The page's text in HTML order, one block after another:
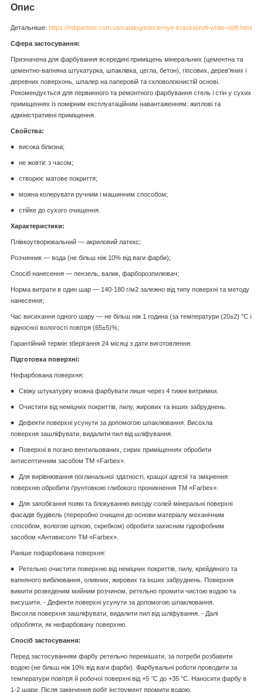
Опис
Детальніше: https://mbpartner.com.ua/catalog/interiernye-kraski/profi-white-delfi.html
Сфера застосування:
Призначена для фарбування всередині приміщень мінеральних (цементна та
цементно-вапняна штукатурка, шпаклівка, цегла, бетон), гіпсових, дерев'яних і
деревних поверхонь, шпалер на паперовій та скловолокнистій основі.
Рекомендується для первинного та ремонтного фарбування стель і стін у сухих
приміщеннях із помірним експлуатаційним навантаженням: житлові та
адміністративні приміщення.
Свойства:
висока білизна;
не жовтіє з часом;
створює матове покриття;
можна колерувати ручним і машинним способом;
стійке до сухого очищення.
Характеристики:
Плівкоутворювальний — акриловий латекс;
Розчинник — вода (не більш ніж 10% від ваги фарби);
Спосіб нанесення — пензель, валик, фарборозпилювач;
Норма витрати в один шар — 140-180 г/м2 залежно від типу поверхні та методу
нанесення;
Час висихання одного шару — не більш ніж 1 година (за температури (20±2) °C і
відносної вологості повітря (65±5)%;
Гарантійний термін зберігання 24 місяці з дати виготовлення.
Підготовка поверхні:
Нефарбована поверхня:
Свіжу штукатурку можна фарбувати лише через 4 тижні витримки.
Очистити від неміцних покриттів, пилу, жирових та інших забруднень.
Дефекти поверхні усунути за допомогою шпаклювання. Висохла
поверхня зашліфувати, видалити пил від шліфування.
Поверхні в погано вентильованих, сирих приміщеннях обробити
антисептичним засобом ТМ «Farbex».
Для вирівнювання поглинальної здатності, кращої адгезії та зміцнення
поверхню обробити ґрунтовкою глибокого проникнення ТМ «Farbex».
Для запобігання появі та блокуванню виходу солей мінеральні поверхні
фасадів будівель (переробно очищені до основи матеріалу механічним
способом, вологою щіткою, скребком) обробити захисним гідрофобним
засобом «Антивисол» ТМ «Farbex».
Раніше пофарбована поверхня:
Ретельно очистити поверхню від неміцних покриттів, пилу, крейдяного та
вапняного вибілювання, оливних, жирових та інших забруднень. Поверхня
вимити розведеним мийним розчином, ретельно промити чистою водою та
висушити. - Дефекти поверхні усунути за допомогою шпаклювання.
Висохла поверхня зашліфувати, видалити пил від шліфування. - Далі
обробляти, як нефарбовану поверхню.
Спосіб застосування:
Перед застосуванням фарбу ретельно перемішати, за потреби розбавити
водою (не більш ніж 10% від ваги фарби). Фарбувальні роботи проводити за
температури повітря й робочої поверхні від +5 °C до +35 °C. Наносити фарбу в
1-2 шари. Після закінчення робіт інструмент промити водою.